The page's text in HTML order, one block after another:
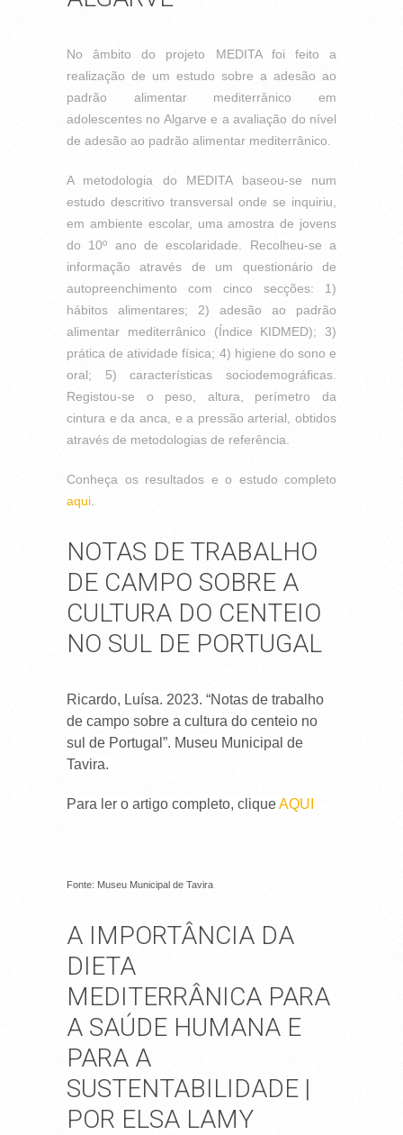
No âmbito do projeto MEDITA foi feito a
realização de um estudo sobre a adesão ao
padrão alimentar mediterrânico em
adolescentes no Algarve e a avaliação do nível
de adesão ao padrão alimentar mediterrânico.
A metodologia do MEDITA baseou-se num
estudo descritivo transversal onde se inquiriu,
em ambiente escolar, uma amostra de jovens
do 10º ano de escolaridade. Recolheu-se a
informação através de um questionário de
autopreenchimento com cinco secções: 1)
hábitos alimentares; 2) adesão ao padrão
alimentar mediterrânico (Índice KIDMED); 3)
prática de atividade física; 4) higiene do sono e
oral; 5) características sociodemográficas.
Registou-se o peso, altura, perímetro da
cintura e da anca, e a pressão arterial, obtidos
através de metodologias de referência.
Conheça os resultados e o estudo completo
aqui
NOTAS DE TRABALHO
DE CAMPO SOBRE A
CULTURA DO CENTEIO
NO SUL DE PORTUGAL
Ricardo, Luísa. 2023. “Notas de trabalho
de campo sobre a cultura do centeio no
sul de Portugal”. Museu Municipal de
Tavira.
Para ler o artigo completo, cliqueAQUI
Fonte: Museu Municipal de Tavira
A IMPORTÂNCIA DA
DIETA
MEDITERRÂNICA PARA
A SAÚDE HUMANA E
PARA A
SUSTENTABILIDADE |
POR ELSA LAMY